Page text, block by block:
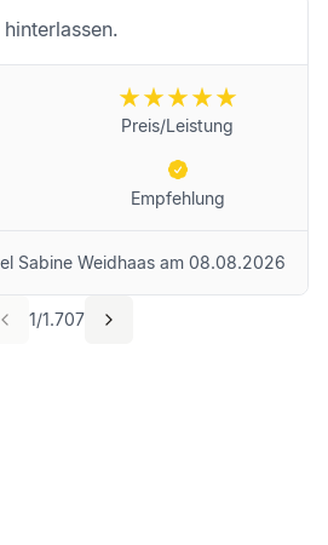
1/1.707
Preis/Leistung
Empfehlung
Sabine Weidhaasam 08.08.2026